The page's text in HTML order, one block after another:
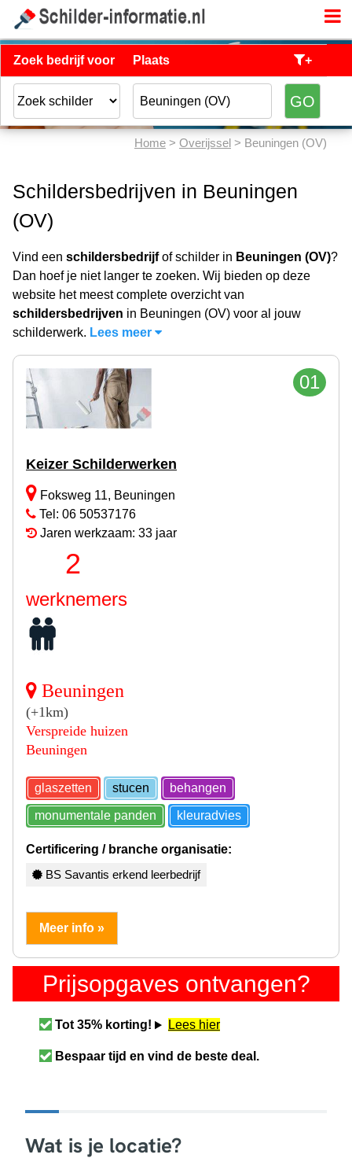
Zoek bedrijf voor Plaats +
Home > Overijssel > Beuningen (OV)
Schildersbedrijven in Beuningen
(OV)
Vind een schildersbedrijfof schilder in Beuningen (OV)?
Dan hoef je niet langer te zoeken. Wij bieden op deze
website het meest complete overzicht van
schildersbedrijven in Beuningen (OV) voor al jouw
schilderwerk. Lees meer
01
Keizer Schilderwerken
Foksweg 11, Beuningen
Tel: 06 50537176
Jaren werkzaam: 33 jaar
2
werknemers
Beuningen
(+1km)
Verspreide huizen
Beuningen
glaszetten stucen behangen
monumentale panden kleuradvies
Certificering / branche organisatie:
BS Savantis erkend leerbedrijf
Meer info »
Prijsopgaves ontvangen?
Tot 35% korting! Lees hier
Bespaar tijd en vind de beste deal.